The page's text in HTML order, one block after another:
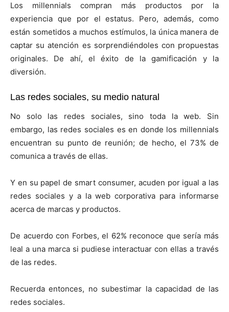
Los millennials compran más productos por la
experiencia que por el estatus. Pero, además, como
están sometidos a muchos estímulos, la única manera de
captar su atención es sorprendiéndoles con propuestas
originales. De ahí, el éxito de la gamificación y la
diversión.
Las redes sociales, su medio natural
No solo las redes sociales, sino toda la web. Sin
embargo, las redes sociales es en donde los millennials
encuentran su punto de reunión; de hecho, el 73% de
comunica a través de ellas.
Y en su papel de smart consumer, acuden por igual a las
redes sociales y a la web corporativa para informarse
acerca de marcas y productos.
De acuerdo con Forbes, el 62% reconoce que sería más
leal a una marca si pudiese interactuar con ellas a través
de las redes.
Recuerda entonces, no subestimar la capacidad de las
redes sociales.